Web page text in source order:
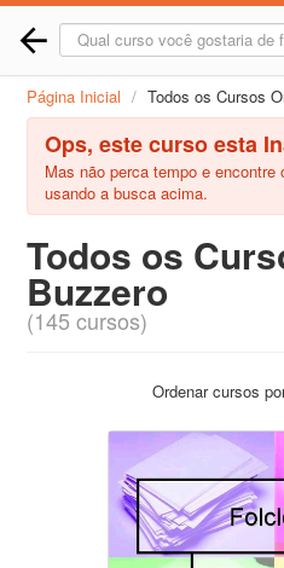
Página Inicial / Todos os Cursos
Ops, este curso esta
Mas não perca tempo e
usando a busca acima.
Todos os
Buzzero
(145 cursos)
Ordenar cursos